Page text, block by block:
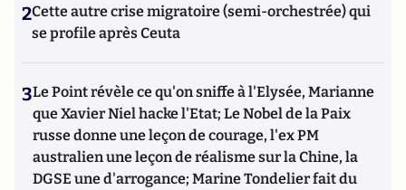
2Cette autre crise migratoire (semi-orchestrée) qui
se profile après Ceuta
3Le Point révèle ce qu'on sniffe à l'Elysée, Marianne
que Xavier Niel hacke l'Etat; Le Nobel de la Paix
russe donne une leçon de courage, l'ex PM
australien une leçon de réalisme sur la Chine, la
DGSE une d'arrogance; Marine Tondelier fait du